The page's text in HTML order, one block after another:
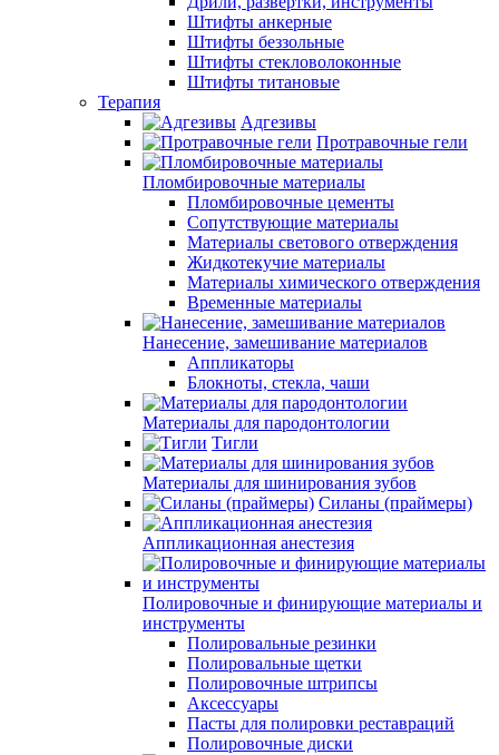
Штифты анкерные
Штифты беззольные
Штифты стекловолоконные
Штифты титановые
Терапия
Адгезивы
Протравочные гели
Пломбировочные материалы
Пломбировочные цементы
Сопутствующие материалы
Материалы светового отверждения
Жидкотекучие материалы
Материалы химического отверждения
Временные материалы
Нанесение, замешивание материалов
Аппликаторы
Блокноты, стекла, чаши
Материалы для пародонтологии
Тигли
Материалы для шинирования зубов
Силаны (праймеры)
Аппликационная анестезия
Полировочные и финирующие материалы и
инструменты
Полировальные резинки
Полировальные щетки
Полировочные штрипсы
Аксессуары
Пасты для полировки реставраций
Полировочные диски